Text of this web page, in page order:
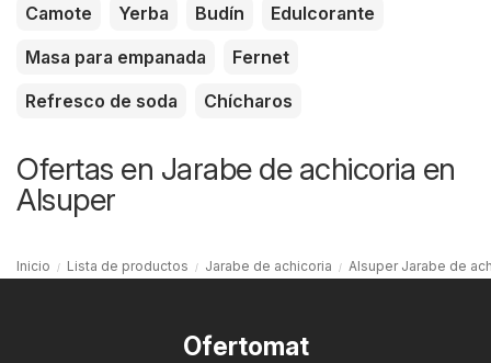
Camote
Yerba Budín
Edulcorante
Masa para empanada
Fernet
Refresco de soda
Chícharos
Ofertas en Jarabe de achicoria en
Alsuper
Inicio Lista de productos Jarabe de achicoria Alsuper Jarabe de
Ofertomat